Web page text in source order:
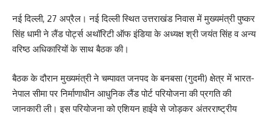
नई दिल्ली, 27 अप्रैल। नई दिल्ली स्थित उत्तराखंड निवास में मुख्यमंत्री पुष्कर
सिंह धामी ने लैंड पोर्ट्स अथॉरिटी ऑफ इंडिया के अध्यक्ष श्री जयंत सिंह व अन्य
वरिष्ठ अधिकारियों के साथ बैठक की।
बैठक के दौरान मुख्यमंत्री ने चम्पावत जनपद के बनबसा (गुदमी) क्षेत्र में भारत-
नेपाल सीमा पर निर्माणाधीन आधुनिक लैंड पोर्ट परियोजना की प्रगति की
जानकारी ली। इस परियोजना को एशियन हाईवे से जोड़कर अंतरराष्ट्रीय